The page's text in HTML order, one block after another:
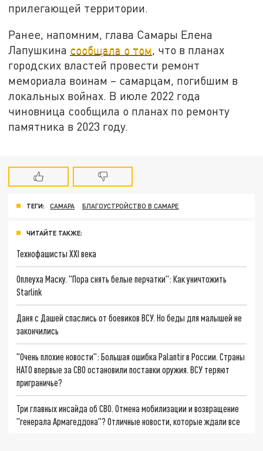
прилегающей территории.
Ранее, напомним, глава Самары Елена
Лапушкина сообщала о том, что в планах
городских властей провести ремонт
мемориала воинам – самарцам, погибшим в
локальных войнах. В июле 2022 года
чиновница сообщила о планах по ремонту
памятника в 2023 году.
ТЕГИ: САМАРА БЛАГОУСТРОЙСТВО В САМАРЕ
ЧИТАЙТЕ ТАКЖЕ:
Технофашисты XXI века
Оплеуха Маску. "Пора снять белые перчатки": Как уничтожить
Starlink
Даня с Дашей спаслись от боевиков ВСУ. Но беды для малышей не
закончились
"Очень плохие новости": Большая ошибка Palantir в России. Страны
НАТО впервые за СВО остановили поставки оружия. ВСУ теряют
приграничье?
Три главных инсайда об СВО. Отмена мобилизации и возвращение
"генерала Армагеддона"? Отличные новости, которые ждали все